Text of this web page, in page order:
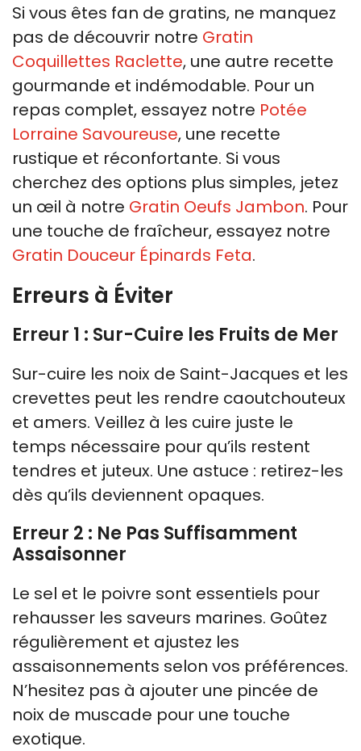
Si vous êtes fan de gratins, ne manquez
pas de découvrir notre Gratin
Coquillettes Raclette, une autre recette
gourmande et indémodable. Pour un
repas complet, essayez notre Potée
Lorraine Savoureuse, une recette
rustique et réconfortante. Si vous
cherchez des options plus simples, jetez
un œil à notre Gratin Oeufs Jambon. Pour
une touche de fraîcheur, essayez notre
Gratin Douceur Épinards Feta.
Erreurs à Éviter
Erreur 1 : Sur-Cuire les Fruits de Mer
Sur-cuire les noix de Saint-Jacques et les
crevettes peut les rendre caoutchouteux
et amers. Veillez à les cuire juste le
temps nécessaire pour qu’ils restent
tendres et juteux. Une astuce : retirez-les
dès qu’ils deviennent opaques.
Erreur 2 : Ne Pas Suffisamment
Assaisonner
Le sel et le poivre sont essentiels pour
rehausser les saveurs marines. Goûtez
régulièrement et ajustez les
assaisonnements selon vos préférences.
N’hesitez pas à ajouter une pincée de
noix de muscade pour une touche
exotique.